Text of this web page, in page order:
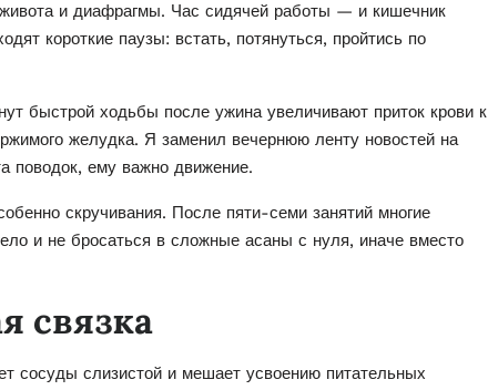
и диафрагмы. Час сидячей работы — и кишечник
короткие паузы: встать, потянуться, пройтись по
быстрой ходьбы после ужина увеличивают приток крови к
желудка. Я заменил вечернюю ленту новостей на
поводок, ему важно движение.
скручивания. После пяти-семи занятий многие
и не бросаться в сложные асаны с нуля, иначе вместо
связка
сосуды слизистой и мешает усвоению питательных